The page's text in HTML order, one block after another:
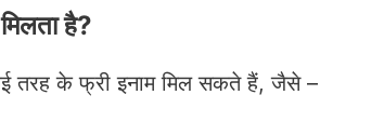
है?
के फ्री इनाम मिल सकते हैं, जैसे –